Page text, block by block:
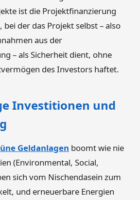
ist die Projektfinanzierung
bei der das Projekt selbst – also
aus der
– als Sicherheit dient, ohne
des Investors haftet.
Investitionen und
Geldanlagen boomt wie nie
(Environmental, Social,
sich vom Nischendasein zum
und erneuerbare Energien